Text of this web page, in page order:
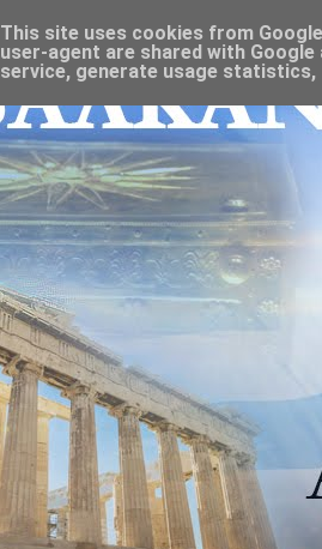
This site uses cookies from
user-agent are shared with
service, generate usage statistics,